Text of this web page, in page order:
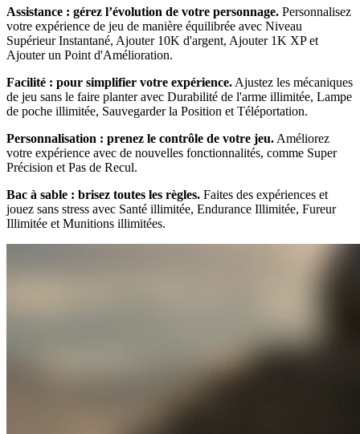
Assistance : gérez l’évolution de votre personnage. Personnalisez
votre expérience de jeu de manière équilibrée avec Niveau
Supérieur Instantané, Ajouter 10K d'argent, Ajouter 1K XP et
Ajouter un Point d'Amélioration.
Facilité : pour simplifier votre expérience. Ajustez les mécaniques
de jeu sans le faire planter avec Durabilité de l'arme illimitée, Lampe
de poche illimitée, Sauvegarder la Position et Téléportation.
Personnalisation : prenez le contrôle de votre jeu. Améliorez
votre expérience avec de nouvelles fonctionnalités, comme Super
Précision et Pas de Recul.
Bac à sable : brisez toutes les règles. Faites des expériences et
jouez sans stress avec Santé illimitée, Endurance Illimitée, Fureur
Illimitée et Munitions illimitées.